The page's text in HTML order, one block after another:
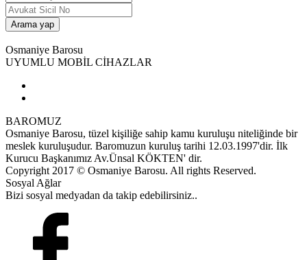
Osmaniye Barosu
UYUMLU MOBİL CİHAZLAR
BAROMUZ
Osmaniye Barosu, tüzel kişiliğe sahip kamu kuruluşu niteliğinde bir
meslek kuruluşudur. Baromuzun kuruluş tarihi 12.03.1997'dir. İlk
Kurucu Başkanımız Av.Ünsal KÖKTEN' dir.
Copyright 2017 © Osmaniye Barosu. All rights Reserved.
Sosyal Ağlar
Bizi sosyal medyadan da takip edebilirsiniz..